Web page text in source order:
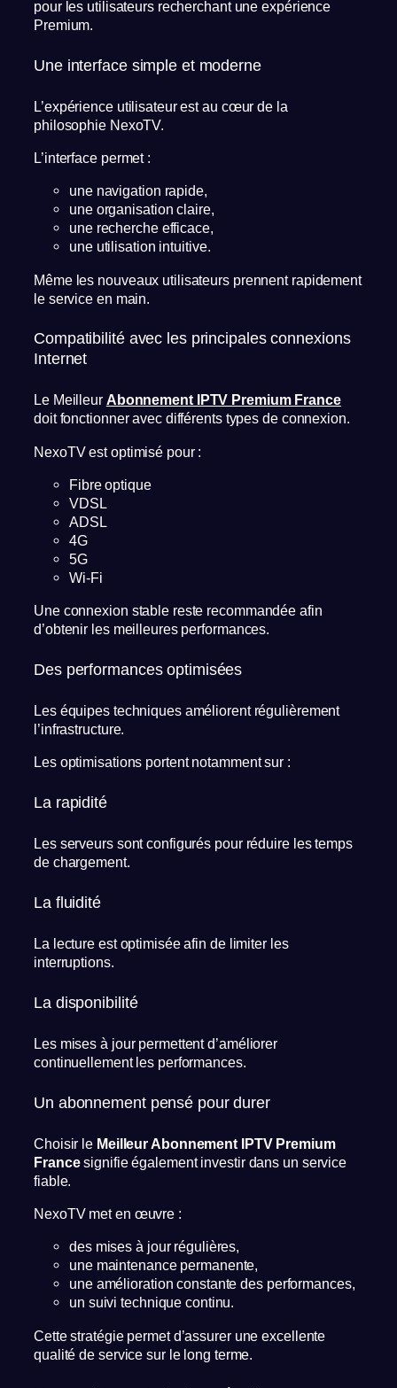
pour les utilisateurs recherchant une expérience
Premium.
Une interface simple et moderne
L’expérience utilisateur est au cœur de la
philosophie NexoTV.
L’interface permet :
une navigation rapide,
une organisation claire,
une recherche efficace,
une utilisation intuitive.
Même les nouveaux utilisateurs prennent rapidement
le service en main.
Compatibilité avec les principales connexions
Internet
Le Meilleur Abonnement IPTV Premium France
doit fonctionner avec différents types de connexion.
NexoTV est optimisé pour :
Fibre optique
VDSL
ADSL
4G
5G
Wi-Fi
Une connexion stable reste recommandée afin
d’obtenir les meilleures performances.
Des performances optimisées
Les équipes techniques améliorent régulièrement
l’infrastructure.
Les optimisations portent notamment sur :
La rapidité
Les serveurs sont configurés pour réduire les temps
de chargement.
La fluidité
La lecture est optimisée afin de limiter les
interruptions.
La disponibilité
Les mises à jour permettent d’améliorer
continuellement les performances.
Un abonnement pensé pour durer
Choisir le Meilleur Abonnement IPTV Premium
Francesignifie également investir dans un service
fiable.
NexoTV met en œuvre :
des mises à jour régulières,
une maintenance permanente,
une amélioration constante des performances,
un suivi technique continu.
Cette stratégie permet d’assurer une excellente
qualité de service sur le long terme.